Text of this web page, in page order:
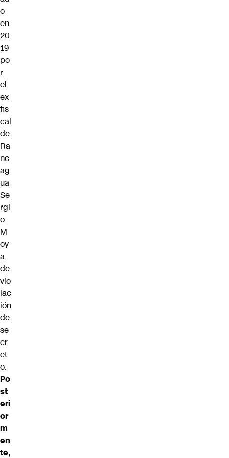
o
en
20
19
po
r
el
ex
fis
cal
de
Ra
nc
ag
ua
Se
rgi
o
M
oy
a
de
vio
lac
ión
de
se
cr
et
o.
Po
st
eri
or
m
en
te,